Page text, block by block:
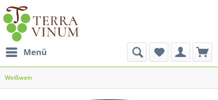
Menü
Weißwein